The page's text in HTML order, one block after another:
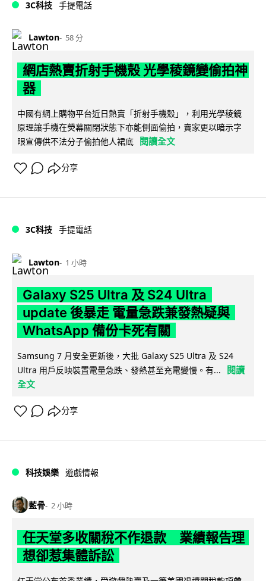
3C科技 手提電話
Lawton 58 分
網店熱賣折射手機殼 光學稜鏡變偷拍神
器
中國有網上購物平台近日熱賣「折射手機殼」，利用光學稜鏡
原理讓手機在熒幕關閉狀態下亦能側面偷拍，賣家更以暗示字
眼宣傳供不法分子偷拍他人裙底 閱讀全文
分享
3C科技 手提電話
Lawton 1 小時
Galaxy S25 Ultra 及 S24 Ultra
update 後暴走 電量急跌兼發熱疑與
WhatsApp 備份卡死有關
Samsung 7 月安全更新後，大批 Galaxy S25 Ultra 及 S24
Ultra 用戶反映裝置電量急跌、發熱甚至充電變慢。有...
閱讀
全文
分享
科技娛樂 遊戲情報
藍骨 2 小時
任天堂多收關稅不作退款 業績報告理
想卻惹集體訴訟